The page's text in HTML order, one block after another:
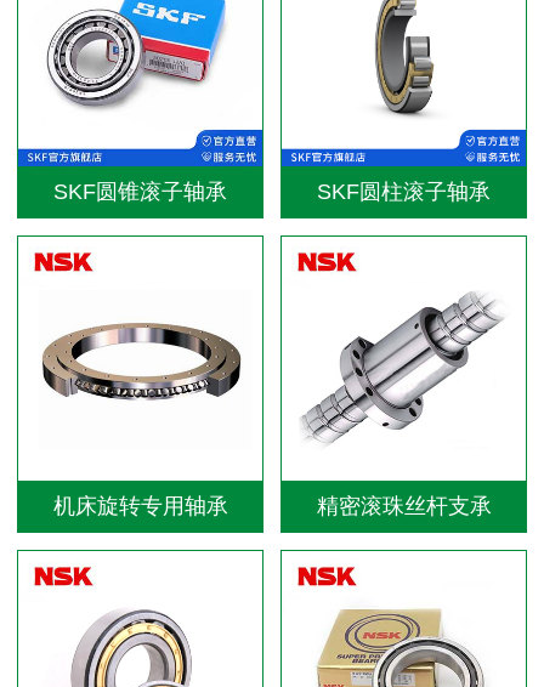
SKF圆锥滚子轴承 SKF圆柱滚子轴承
机床旋转专用轴承 精密滚珠丝杆支承